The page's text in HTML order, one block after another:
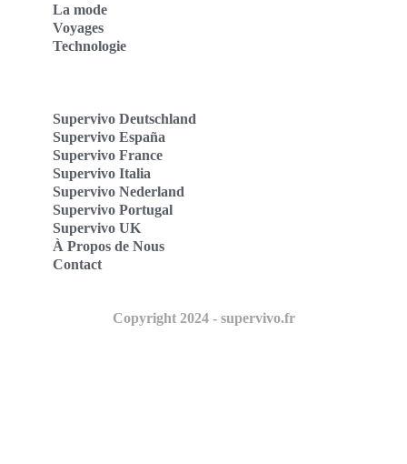
La mode
Voyages
Technologie
Supervivo Deutschland
Supervivo España
Supervivo France
Supervivo Italia
Supervivo Nederland
Supervivo Portugal
Supervivo UK
À Propos de Nous
Contact
Copyright 2024 - supervivo.fr